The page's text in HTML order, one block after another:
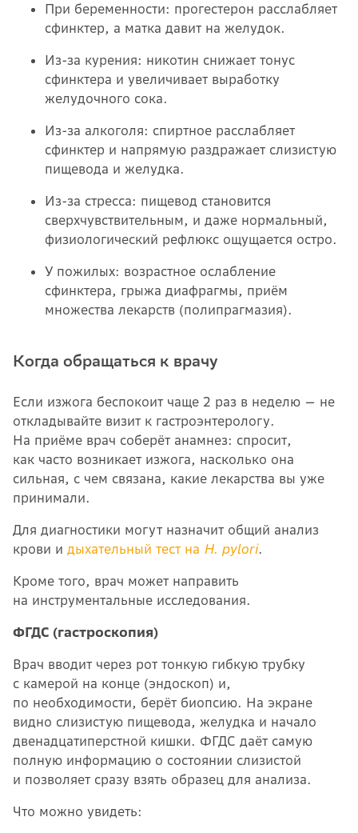
При беременности: прогестерон расслабляет
сфинктер, а матка давит на желудок.
Из-за курения: никотин снижает тонус
сфинктера и увеличивает выработку
желудочного сока.
Из-за алкоголя: спиртное расслабляет
сфинктер и напрямую раздражает слизистую
пищевода и желудка.
Из-за стресса: пищевод становится
сверхчувствительным, и даже нормальный,
физиологический рефлюкс ощущается остро.
У пожилых: возрастное ослабление
сфинктера, грыжа диафрагмы, приём
множества лекарств (полипрагмазия).
Когда обращаться к врачу
Если изжога беспокоит чаще 2 раз в неделю — не
откладывайте визит к гастроэнтерологу.
На приёме врач соберёт анамнез: спросит,
как часто возникает изжога, насколько она
сильная, с чем связана, какие лекарства вы уже
принимали.
Для диагностики могут назначит общий анализ
крови и дыхательный тест на H. pylori.
Кроме того, врач может направить
на инструментальные исследования.
ФГДС (гастроскопия)
Врач вводит через рот тонкую гибкую трубку
с камерой на конце (эндоскоп) и,
по необходимости, берёт биопсию. На экране
видно слизистую пищевода, желудка и начало
двенадцатиперстной кишки. ФГДС даёт самую
полную информацию о состоянии слизистой
и позволяет сразу взять образец для анализа.
Что можно увидеть: